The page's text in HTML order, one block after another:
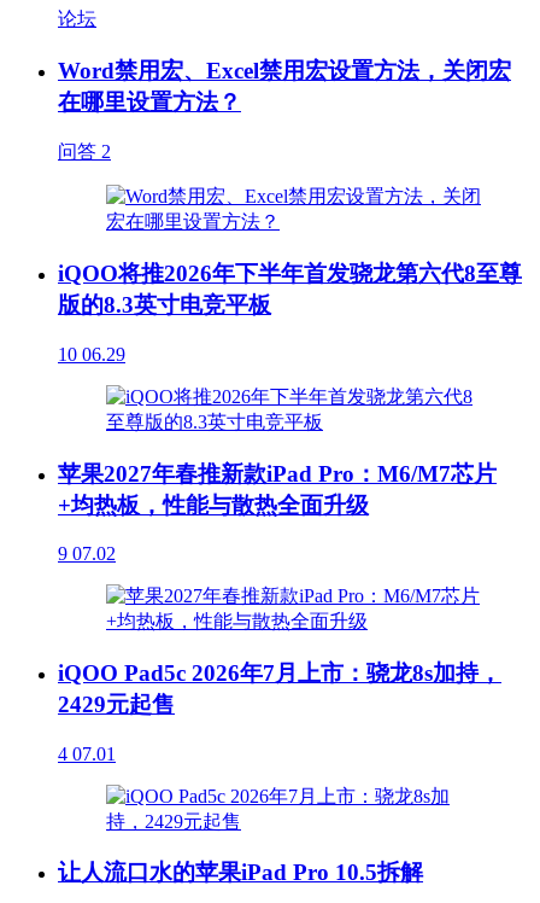
论坛
Word禁用宏、Excel禁用宏设置方法，关闭宏
在哪里设置方法？
问答 2
iQOO将推2026年下半年首发骁龙第六代8至尊
版的8.3英寸电竞平板
10 06.29
苹果2027年春推新款iPad Pro：M6/M7芯片
+均热板，性能与散热全面升级
9 07.02
iQOO Pad5c 2026年7月上市：骁龙8s加持，
2429元起售
4 07.01
让人流口水的苹果iPad Pro 10.5拆解